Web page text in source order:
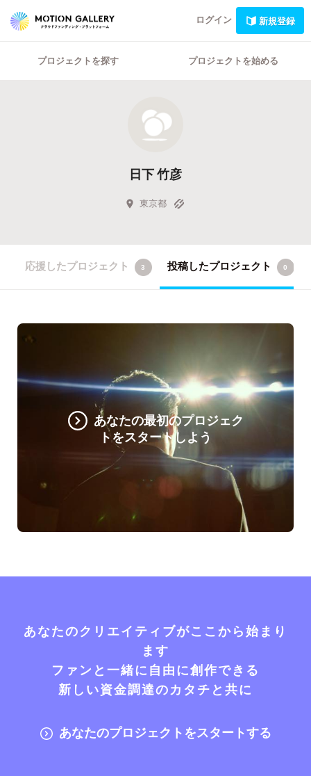
ログイン 新規登録
プロジェクトを探す プロジェクトを始める
日下 竹彦
東京都
応援したプロジェクト 3 投稿したプロジェクト 0
あなたの最初のプロジェク
トをスタートしよう
あなたのクリエイティブがここから始まり
ます
ファンと一緒に自由に創作できる
新しい資金調達のカタチと共に
あなたのプロジェクトをスタートする